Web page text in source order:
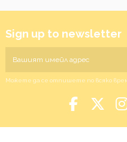
Sign up to newsletter
Можете да се отпишете по всяко